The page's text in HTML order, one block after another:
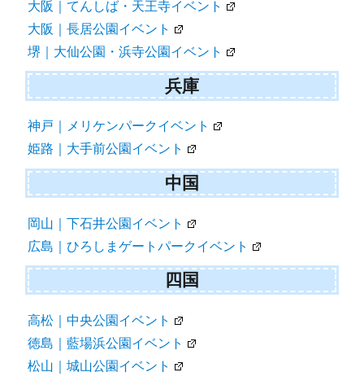
大阪｜てんしば・天王寺イベント
大阪｜長居公園イベント
堺｜大仙公園・浜寺公園イベント
兵庫
神戸｜メリケンパークイベント
姫路｜大手前公園イベント
中国
岡山｜下石井公園イベント
広島｜ひろしまゲートパークイベント
四国
高松｜中央公園イベント
徳島｜藍場浜公園イベント
松山｜城山公園イベント